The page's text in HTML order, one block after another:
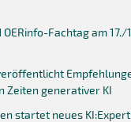
OERinfo-Fachtag am 17./
Zeiten generativer KI
startet neues